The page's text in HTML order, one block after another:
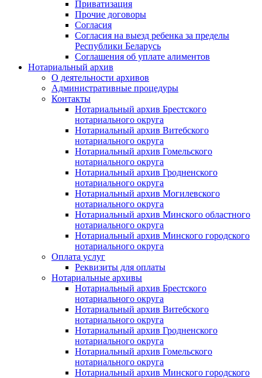
Приватизация
Прочие договоры
Согласия
Согласия на выезд ребенка за пределы
Республики Беларусь
Соглашения об уплате алиментов
Нотариальный архив
О деятельности архивов
Административные процедуры
Контакты
Нотариальный архив Брестского
нотариального округа
Нотариальный архив Витебского
нотариального округа
Нотариальный архив Гомельского
нотариального округа
Нотариальный архив Гродненского
нотариального округа
Нотариальный архив Могилевского
нотариального округа
Нотариальный архив Минского областного
нотариального округа
Нотариальный архив Минского городского
нотариального округа
Оплата услуг
Реквизиты для оплаты
Нотариальные архивы
Нотариальный архив Брестского
нотариального округа
Нотариальный архив Витебского
нотариального округа
Нотариальный архив Гродненского
нотариального округа
Нотариальный архив Гомельского
нотариального округа
Нотариальный архив Минского городского